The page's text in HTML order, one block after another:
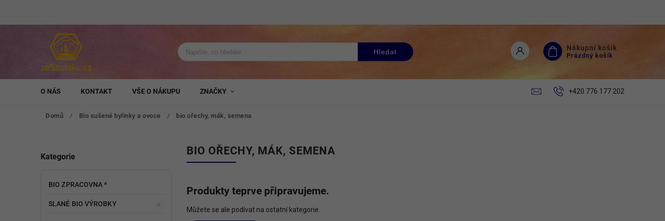
Hledat Nákupní košík
Prázdný košík
O NÁS KONTAKT VŠE O NÁKUPU ZNAČKY +420 776 177 202
Domů / Bio sušené bylinky a ovoce / bio ořechy, mák, semena
Kategorie
BIO ZPRACOVNA *
SLANÉ BIO VÝROBKY
BIO OŘECHY, MÁK, SEMENA
Produkty teprve připravujeme.
Můžete se ale podívat na ostatní kategorie.